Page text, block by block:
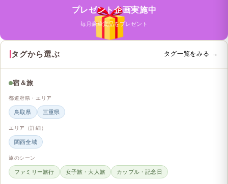
プレゼント企画実施中
毎月豪華賞品をプレゼント
タグから選ぶ タグ一覧をみる →
宿＆旅
都道府県・エリア
鳥取県 三重県
エリア（詳細）
関西全域
旅のシーン
ファミリー旅行 女子旅・大人旅 カップル・記念日